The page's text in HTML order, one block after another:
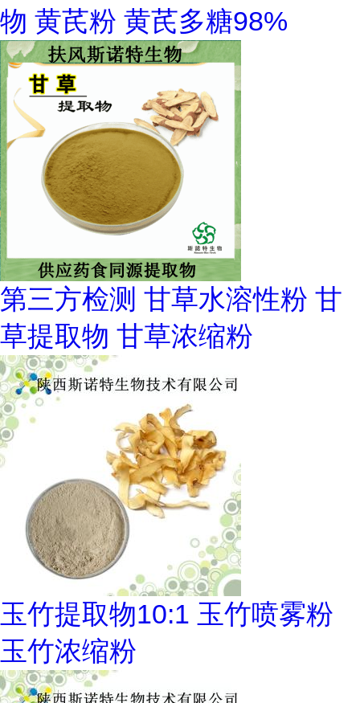
物 黄芪粉 黄芪多糖98%
第三方检测 甘草水溶性粉 甘
草提取物 甘草浓缩粉
玉竹提取物10:1 玉竹喷雾粉
玉竹浓缩粉